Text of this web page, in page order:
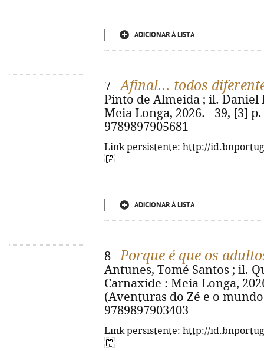
ADICIONAR À LISTA
7 -Afinal... todos
Pinto de Almeida ; il. Daniel
Meia Longa, 2026. - 39, [3]
9789897905681
Link persistente: http://
ADICIONAR À LISTA
8 -Porque é que os
Antunes, Tomé Santos ; il.
Carnaxide : Meia Longa,
(Aventuras do Zé e o
9789897903403
Link persistente: http://